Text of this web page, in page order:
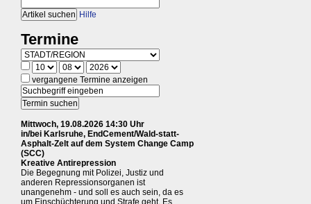
Hilfe
Termine
vergangene Termine anzeigen
Mittwoch, 19.08.2026 14:30 Uhr
in/bei Karlsruhe, EndCement/Wald-statt-
Asphalt-Zelt auf dem System Change Camp
(SCC)
Kreative Antirepression
Die Begegnung mit Polizei, Justiz und
anderen Repressionsorganen ist
unangenehm - und soll es auch sein, da es
um Einschüchterung und Strafe geht. Es